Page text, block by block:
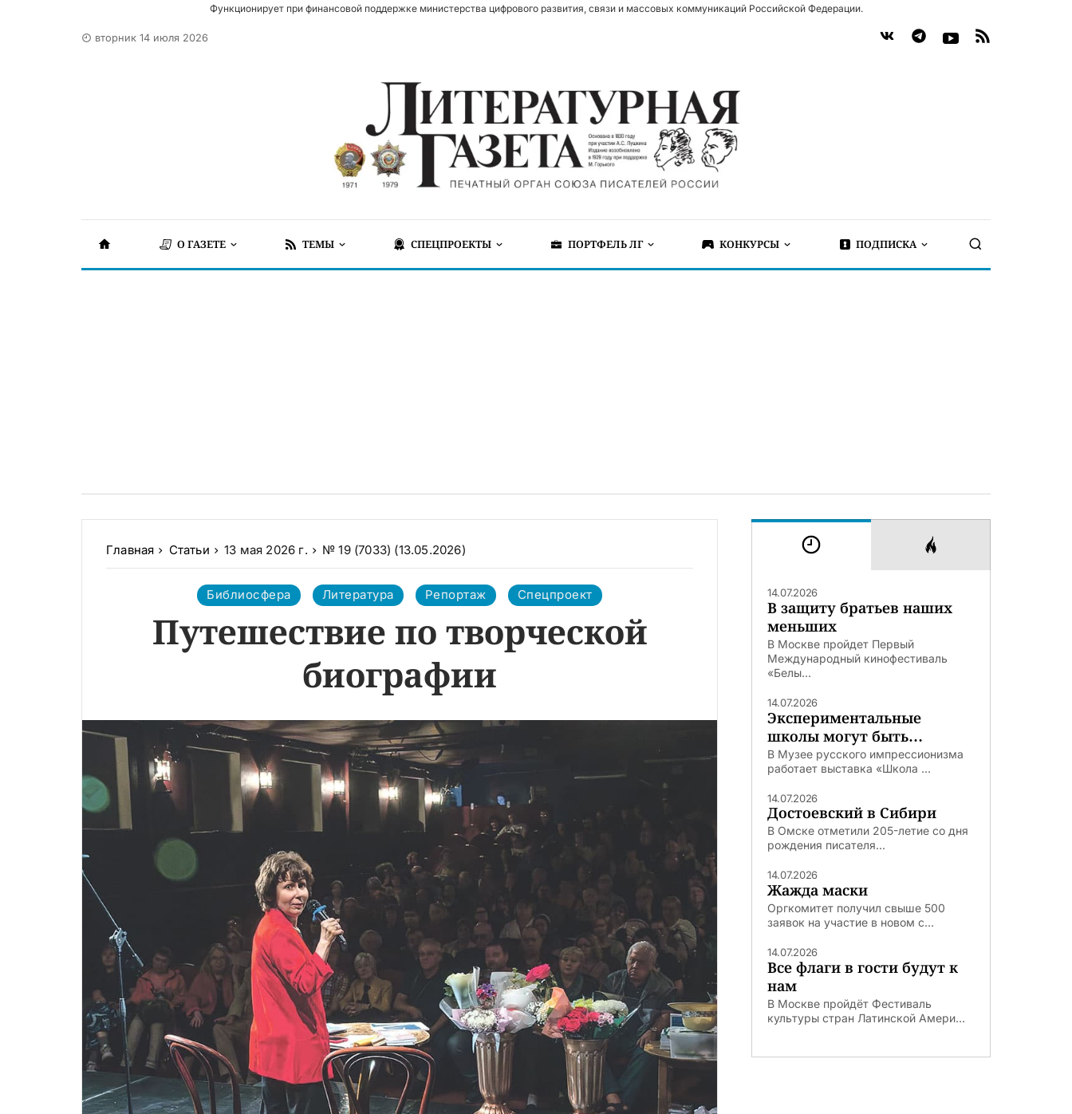
Функционирует при финансовой поддержке министерства цифрового развития, связи и массовых коммуникаций Российской Федерации.
вторник 14 июля 2026
О ГАЗЕТЕ ТЕМЫ СПЕЦПРОЕКТЫ ПОРТФЕЛЬ ЛГ КОНКУРСЫ ПОДПИСКА
Главная Статьи 13 мая 2026 г. № 19 (7033) (13.05.2026)
Библиосфера Литература Репортаж Спецпроект
Путешествие по творческой
биографии
14.07.2026
В защиту братьев наших
меньших
В Москве пройдет Первый
Международный кинофестиваль
«Белы...
14.07.2026
Экспериментальные
школы могут быть
удачными
В Музее русского импрессионизма
работает выставка «Школа ...
14.07.2026
Достоевский в Сибири
В Омске отметили 205-летие со дня
рождения писателя...
14.07.2026
Жажда маски
Оргкомитет получил свыше 500
заявок на участие в новом с...
14.07.2026
Все флаги в гости будут к
нам
В Москве пройдёт Фестиваль
культуры стран Латинской Амери...